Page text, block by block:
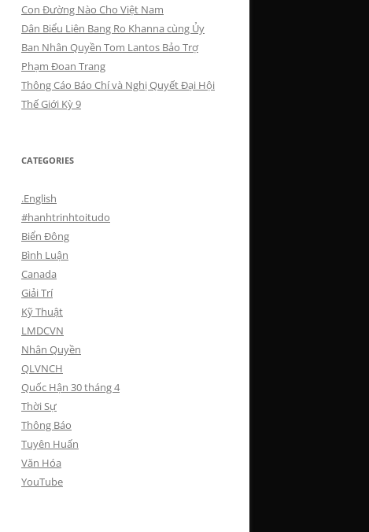
Con Đường Nào Cho Việt Nam
Dân Biểu Liên Bang Ro Khanna cùng Ủy
Ban Nhân Quyền Tom Lantos Bảo Trợ
Phạm Đoan Trang
Thông Cáo Báo Chí và Nghị Quyết Đại Hội
Thế Giới Kỳ 9
CATEGORIES
.English
#hanhtrinhtoitudo
Biển Đông
Bình Luận
Canada
Giải Trí
Kỹ Thuật
LMDCVN
Nhân Quyền
QLVNCH
Quốc Hận 30 tháng 4
Thời Sự
Thông Báo
Tuyên Huấn
Văn Hóa
YouTube